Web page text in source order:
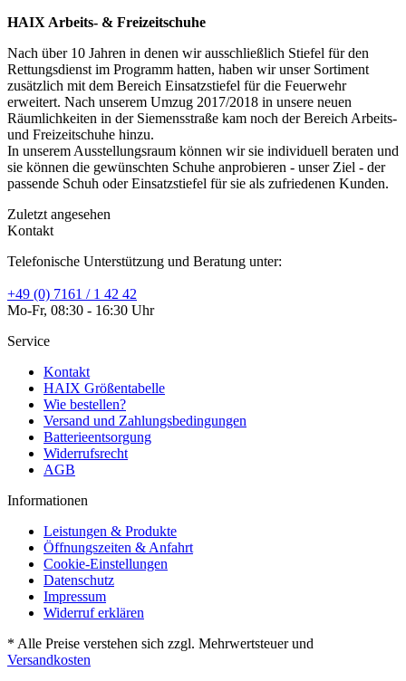
HAIX Arbeits- & Freizeitschuhe
Nach über 10 Jahren in denen wir ausschließlich Stiefel für den
Rettungsdienst im Programm hatten, haben wir unser Sortiment
zusätzlich mit dem Bereich Einsatzstiefel für die Feuerwehr
erweitert. Nach unserem Umzug 2017/2018 in unsere neuen
Räumlichkeiten in der Siemensstraße kam noch der Bereich Arbeits-
und Freizeitschuhe hinzu.
In unserem Ausstellungsraum können wir sie individuell beraten und
sie können die gewünschten Schuhe anprobieren - unser Ziel - der
passende Schuh oder Einsatzstiefel für sie als zufriedenen Kunden.
Zuletzt angesehen
Kontakt
Telefonische Unterstützung und Beratung unter:
+49 (0) 7161 / 1 42 42
Mo-Fr, 08:30 - 16:30 Uhr
Service
Kontakt
HAIX Größentabelle
Wie bestellen?
Versand und Zahlungsbedingungen
Batterieentsorgung
Widerrufsrecht
AGB
Informationen
Leistungen & Produkte
Öffnungszeiten & Anfahrt
Cookie-Einstellungen
Datenschutz
Impressum
Widerruf erklären
* Alle Preise verstehen sich zzgl. Mehrwertsteuer und
Versandkosten